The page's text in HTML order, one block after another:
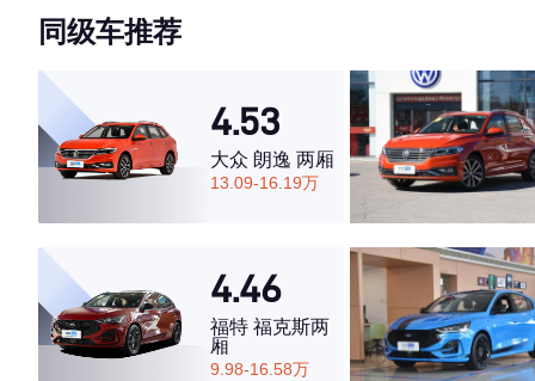
4.4
·外观表现一般，低于59%同级车
·内饰表现较为优秀，优于61%同级车
·空间表现一般，低于82%同级车
同级车推荐
4.53
大众 朗逸 两厢
13.09-16.19万
4.46
福特 福克斯两
厢
9.98-16.58万